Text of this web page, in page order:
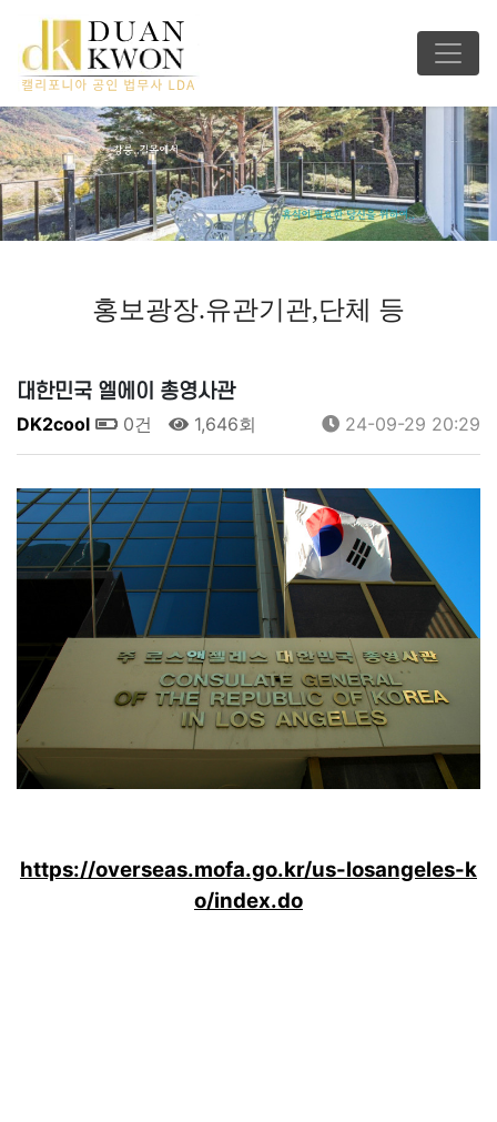
홍보광장.유관기관,단체 등
대한민국 엘에이 총영사관
DK2cool 0건 1,646회 24-09-29 20:29
https://overseas.mofa.go.kr/us-losangeles-k
o/index.do